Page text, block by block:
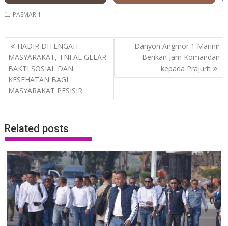
PASMAR 1
Post
navigation
HADIR DITENGAH
MASYARAKAT, TNI AL GELAR
BAKTI SOSIAL DAN
KESEHATAN BAGI
MASYARAKAT PESISIR
Danyon Angmor 1 Marinir
Berikan Jam Komandan
kepada Prajurit
Related posts